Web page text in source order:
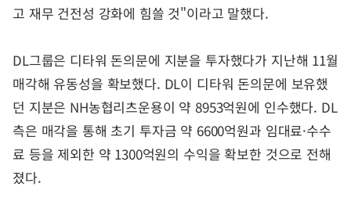
고 재무 건전성 강화에 힘쓸 것"이라고 말했다.
DL그룹은 디타워 돈의문에 지분을 투자했다가 지난해 11월
매각해 유동성을 확보했다. DL이 디타워 돈의문에 보유했
던 지분은 NH농협리츠운용이 약 8953억원에 인수했다. DL
측은 매각을 통해 초기 투자금 약 6600억원과 임대료·수수
료 등을 제외한 약 1300억원의 수익을 확보한 것으로 전해
졌다.